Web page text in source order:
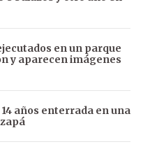
en un parque
y aparecen imágenes
años enterrada en una